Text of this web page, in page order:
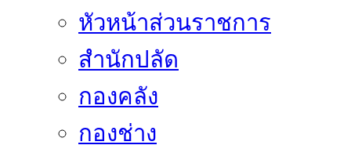
หัวหน้าส่วนราชการ
สำนักปลัด
กองคลัง
กองช่าง